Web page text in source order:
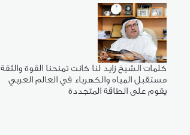
كلمات الشيخ زايد لنا كانت تمنحنا القوة والثقة
مستقبل المياه والكهرباء في العالم العربي
يقوم على الطاقة المتجددة